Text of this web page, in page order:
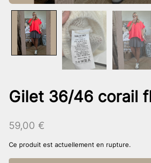
Gilet 36/46 corail
59,00 €
Ce produit est actuellement en rupture.